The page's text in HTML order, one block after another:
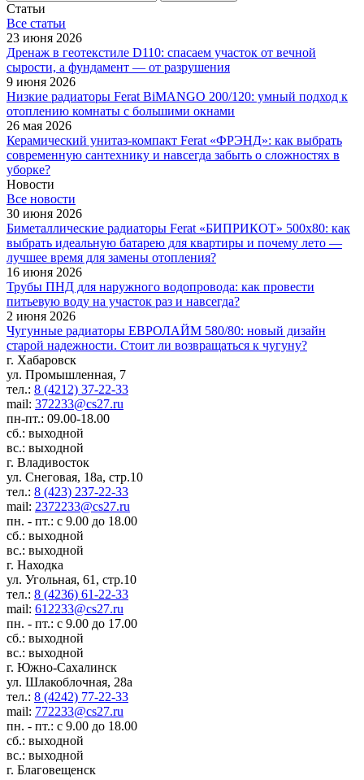
Статьи
Все cтатьи
23 июня 2026
Дренаж в геотекстиле D110: спасаем участок от вечной
сырости, а фундамент — от разрушения
9 июня 2026
Низкие радиаторы Ferat BiMANGO 200/120: умный подход к
отоплению комнаты с большими окнами
26 мая 2026
Керамический унитаз-компакт Ferat «ФРЭНД»: как выбрать
современную сантехнику и навсегда забыть о сложностях в
уборке?
Новости
Все новости
30 июня 2026
Биметаллические радиаторы Ferat «БИПРИКОТ» 500x80: как
выбрать идеальную батарею для квартиры и почему лето —
лучшее время для замены отопления?
16 июня 2026
Трубы ПНД для наружного водопровода: как провести
питьевую воду на участок раз и навсегда?
2 июня 2026
Чугунные радиаторы ЕВРОЛАЙМ 580/80: новый дизайн
старой надежности. Стоит ли возвращаться к чугуну?
г. Хабаровск
ул. Промышленная, 7
тел.: 8 (4212) 37-22-33
mail: 372233@cs27.ru
пн-пт.: 09.00-18.00
сб.: выходной
вс.: выходной
г. Владивосток
ул. Снеговая, 18а, стр.10
тел.: 8 (423) 237-22-33
mail: 2372233@cs27.ru
пн. - пт.: с 9.00 до 18.00
сб.: выходной
вс.: выходной
г. Находка
ул. Угольная, 61, стр.10
тел.: 8 (4236) 61-22-33
mail: 612233@cs27.ru
пн. - пт.: с 9.00 до 17.00
сб.: выходной
вс.: выходной
г. Южно-Сахалинск
ул. Шлакоблочная, 28а
тел.: 8 (4242) 77-22-33
mail: 772233@cs27.ru
пн. - пт.: с 9.00 до 18.00
сб.: выходной
вс.: выходной
г. Благовещенск